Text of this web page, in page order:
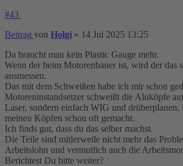
#43
Beitrag von Holgi » 14 Jul 2025 13:25
Da braucht man kein Plastic Gauge mehr.
Wenn der beim Motorenbauer ist, wird der das
ausmessen.
Das mit dem Schweißen habe ich mir schon
Motoreninstandsetzer schweißt die Aluköpfe
Laser, sondern einfach WIG und
meinen Köpfen schon oft gemacht.
Ich finds gut, dass du das selber machst.
Die Teile sind mitlerweile nicht mehr das
Arbeitslohn und vermutlich auch die
Berichtest Du bitte weiter?